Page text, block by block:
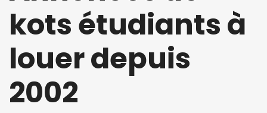
kots étudiants à
louer depuis
2002